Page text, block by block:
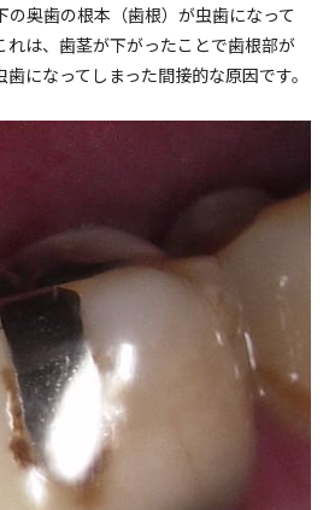
奥歯の根本（歯根）が虫歯になって
れは、歯茎が下がったことで歯根部が
になってしまった間接的な原因です。